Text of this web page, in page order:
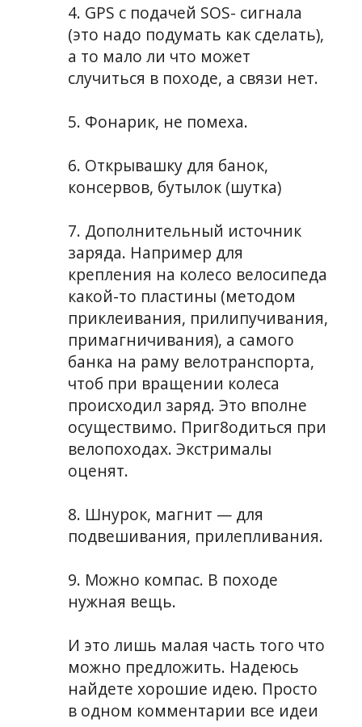
4. GPS с подачей SOS- сигнала
(это надо подумать как сделать),
а то мало ли что может
случиться в походе, а связи нет.
5. Фонарик, не помеха.
6. Открывашку для банок,
консервов, бутылок (шутка)
7. Дополнительный источник
заряда. Например для
крепления на колесо велосипеда
какой-то пластины (методом
приклеивания, прилипучивания,
примагничивания), а самого
банка на раму велотранспорта,
чтоб при вращении колеса
происходил заряд. Это вполне
осуществимо. Приг8одиться при
велопоходах. Экстрималы
оценят.
8. Шнурок, магнит — для
подвешивания, прилепливания.
9. Можно компас. В походе
нужная вещь.
И это лишь малая часть того что
можно предложить. Надеюсь
найдете хорошие идею. Просто
в одном комментарии все идеи